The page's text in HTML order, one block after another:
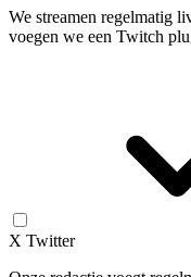
We streamen regelmatig
voegen we een Twitch
X Twitter